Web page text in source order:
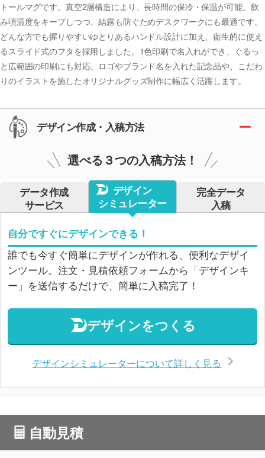
トールマグです。真空2層構造により、長時間の保冷・保温が可能。飲
み頃温度をキープしつつ、結露も防ぐためデスクワークにも最適です。
どんな方でも握りやすいゆとりあるハンドル設計に加え、衛生的に使え
るスライド式のフタを採用しました。1色印刷で名入れができ、ぐるっ
と広範囲の印刷にも対応。ロゴやブランド名を入れた記念品や、こだわ
りのイラストを施したオリジナルグッズ制作に幅広く活躍します。
デザイン作成・入稿方法
選べる３つの入稿方法！
データ作成
サービス
デザイン
シミュレーター
完全データ
入稿
自分ですぐにデザインできる！
誰でも今すぐ簡単にデザインが作れる、便利なデザイ
ンツール。注文・見積依頼フォームから「デザインキ
ー」を送信するだけで、簡単に入稿完了！
デザインをつくる
デザインシミュレーターについて詳しく見る
自動見積